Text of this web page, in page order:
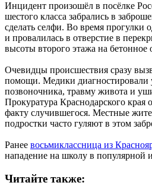
Инцидент произошёл в посёлке
шестого класса забрались в
сделать селфи. Во время прогулки
и провалилась в отверстие в
высоты второго этажа на бетонное
Очевидцы происшествия сразу
помощи. Медики диагностировали
позвоночника, травму живота и
Прокуратура Краснодарского края
факту случившегося. Местные
подростки часто гуляют в этом
Ранее восьмиклассница из
нападение на школу в популярной
Читайте также: